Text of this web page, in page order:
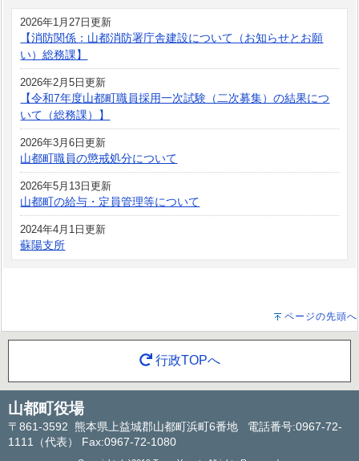
2026年1月27日更新
【消防関係：山都消防署庁舎建設について（お知らせとお願
い）総務課】
2026年2月5日更新
【令和7年度山都町職員採用一次試験（二次募集）の結果につ
いて（総務課）】
2026年3月6日更新
山都町職員の懲戒処分について
2026年5月13日更新
山都町の給与・定員管理等について
2024年4月1日更新
蘇陽支所
ページの先頭へ
行政TOPへ
山都町役場
〒861-3592 熊本県上益城郡山都町浜町6番地 電話番号:0967-72-
1111（代表） Fax:0967-72-1080